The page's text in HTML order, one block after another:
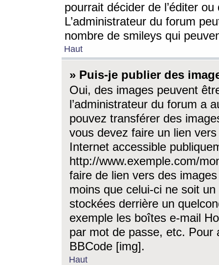
pourrait décider de l’éditer
L’administrateur du forum
nombre de smileys qui
Haut
» Puis-je publier des
Oui, des images peuvent
l’administrateur du forum a
pouvez transférer des
vous devez faire un lien
Internet accessible
http://www.exemple.com/
faire de lien vers des
moins que celui-ci ne soit
stockées derrière un
exemple les boîtes e-mail
par mot de passe, etc. Pour
BBCode [img].
Haut